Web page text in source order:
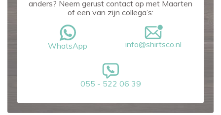
anders? Neem gerust contact op met Maarten
of een van zijn collega’s:
WhatsApp info@shirtsco.nl
055 - 522 06 39